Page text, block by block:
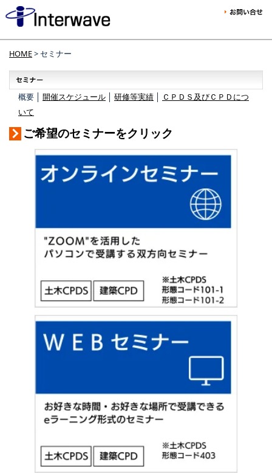
HOME> セミナー
概要 │ 開催スケジュール 研修等実績
ＣＰＤＳ及びＣＰＤにつ
いて
ご希望のセミナーをクリック